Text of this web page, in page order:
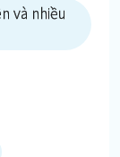
và nhiều